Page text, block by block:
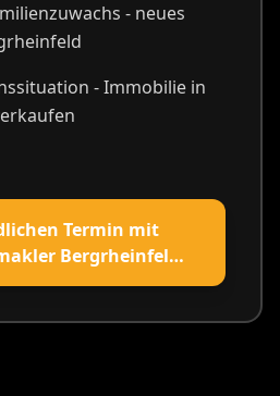
- neues
- Immobilie in
Termin mit
Bergrheinfeld